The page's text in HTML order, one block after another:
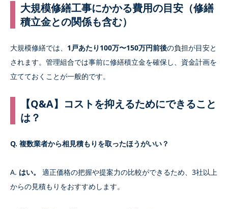
大規模修繕工事にかかる費用の目安（修繕
積立金との関係も含む）
大規模修繕では、 1戸あたり100万〜150万円前後の負担が目安と
されます。管理組合では事前に修繕積立金を確保し、資金計画を
立てておくことが一般的です。
【Q&A】コストを抑えるためにできること
は？
Q. 複数業者から相見積もりを取ったほうがいい？
A. はい。
適正価格の把握や提案力の比較ができるため、3社以上
からの見積もりをおすすめします。